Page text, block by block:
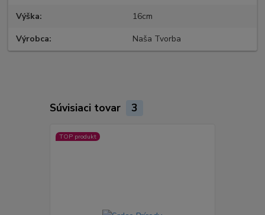
Výška 16cm
Výrobca Naša Tvorba
Súvisiaci tovar 3
TOP produkt